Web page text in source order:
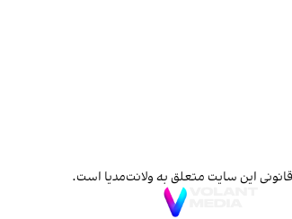
این سایت متعلق به ولانت‌مدیا است.